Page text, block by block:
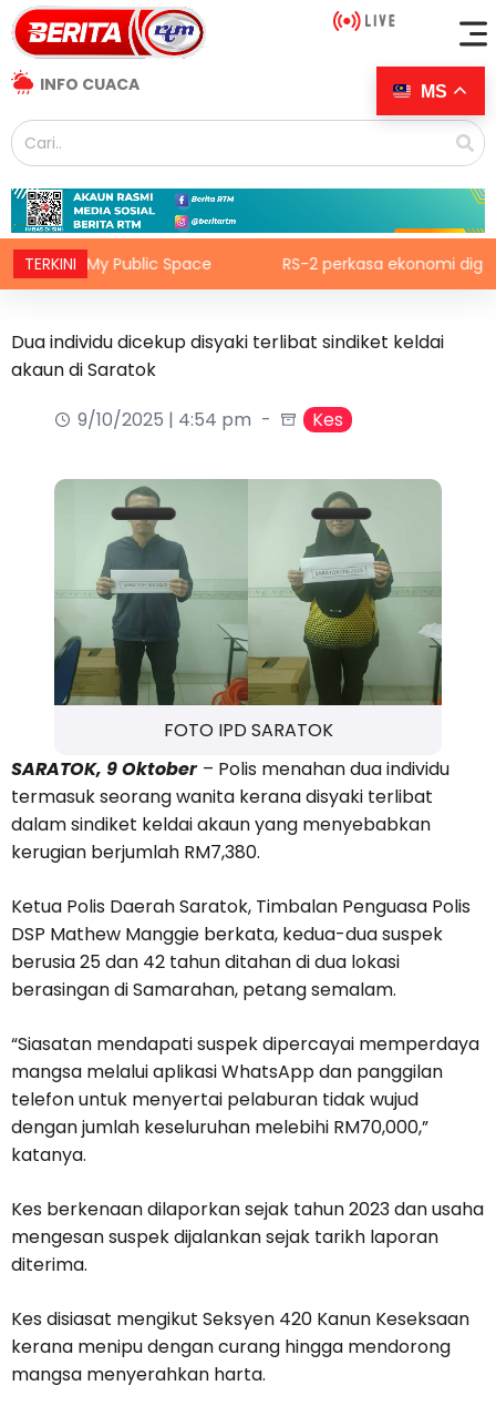
INFO CUACA
TERKINI
My Public Space RS-2 perkasa ekonomi digital,
Dua individu dicekup disyaki terlibat sindiket keldai
akaun di Saratok
9/10/2025 | 4:54 pm
Kes
FOTO IPD SARATOK
SARATOK, 9 Oktober – Polis menahan dua individu
termasuk seorang wanita kerana disyaki terlibat
dalam sindiket keldai akaun yang menyebabkan
kerugian berjumlah RM7,380.
Ketua Polis Daerah Saratok, Timbalan Penguasa Polis
DSP Mathew Manggie berkata, kedua-dua suspek
berusia 25 dan 42 tahun ditahan di dua lokasi
berasingan di Samarahan, petang semalam.
“Siasatan mendapati suspek dipercayai memperdaya
mangsa melalui aplikasi WhatsApp dan panggilan
telefon untuk menyertai pelaburan tidak wujud
dengan jumlah keseluruhan melebihi RM70,000,”
katanya.
Kes berkenaan dilaporkan sejak tahun 2023 dan usaha
mengesan suspek dijalankan sejak tarikh laporan
diterima.
Kes disiasat mengikut Seksyen 420 Kanun Keseksaan
kerana menipu dengan curang hingga mendorong
mangsa menyerahkan harta.
MS